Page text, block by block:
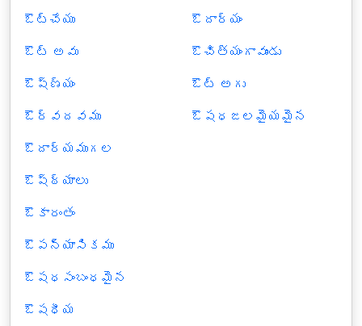
ఔట్‍చేయు
ఔట్ అవు
ఔష్ణ్యం
ఔర్వదవము
ఔదార్యం
ఔచిత్యంగావుండు
ఔట్ అగు
ఔషధజలమైయమైన
ఔదార్యముగల
ఔష్ఠ్యాలు
ఔకారంతం
ఔపన్యాసికము
ఔషధసంబంధమైన
ఔషధీయ